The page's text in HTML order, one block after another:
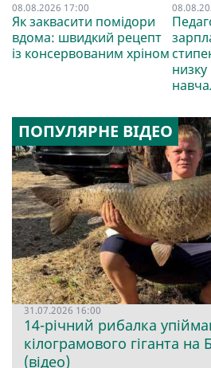
08.08.2026 17:00
Як заквасити помідори
вдома: швидкий рецепт
із консервованим хріном
ПОПУЛЯРНЕ ВІДЕО
31.07.2026 16:00
14-річний рибалка
кілограмового гіганта на
(відео)